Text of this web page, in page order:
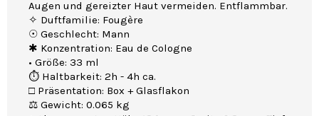
Augen und gereizter Haut vermeiden. Entflammbar.
✧ Duftfamilie: Fougère
☉ Geschlecht: Mann
✱ Konzentration: Eau de Cologne
• Größe: 33 ml
⏱ Haltbarkeit: 2h - 4h ca.
□ Präsentation: Box + Glasflakon
⚖ Gewicht: 0.065 kg